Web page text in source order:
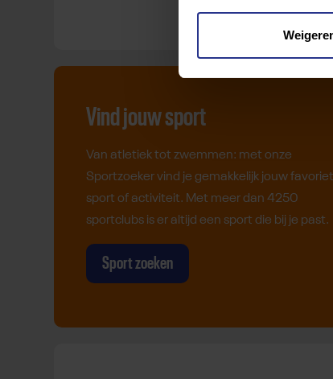
Vind jouw sport
Van atletiek tot zwemmen: met onze
Sportzoeker vind je gemakkelijk jouw
sport of activiteit. Met meer dan 4250
sportclubs is er altijd een sport die bij je past.
Sport zoeken